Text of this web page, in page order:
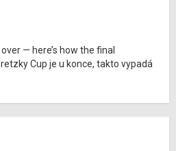
— here’s how the final
Cup je u konce, takto vypadá